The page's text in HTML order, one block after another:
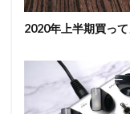
2020年上半期買っ